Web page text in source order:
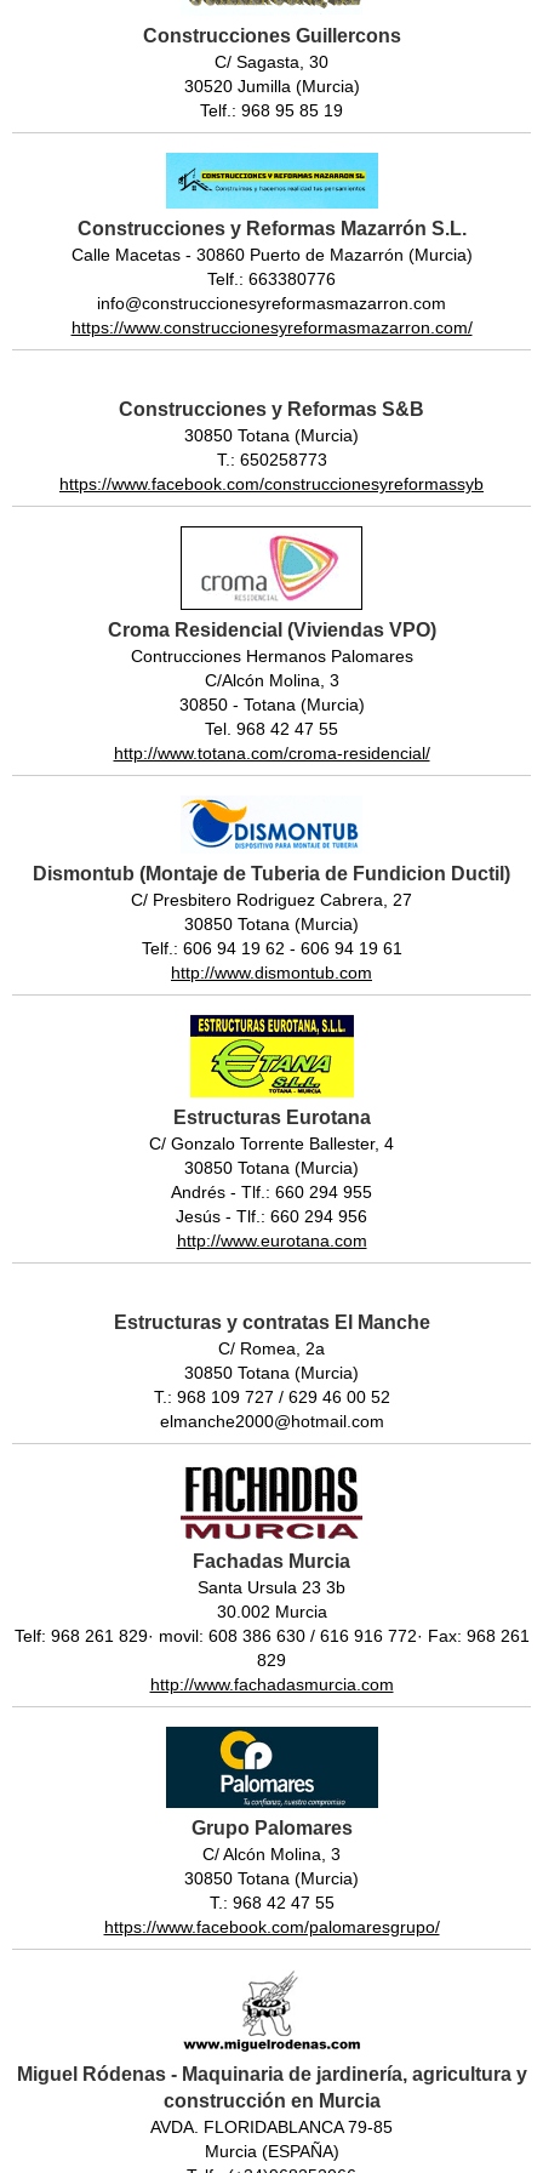
Construcciones Guillercons
C/ Sagasta, 30
30520 Jumilla (Murcia)
Telf.: 968 95 85 19
Construcciones y Reformas Mazarrón S.L.
Calle Macetas - 30860 Puerto de Mazarrón (Murcia)
Telf.: 663380776
info@construccionesyreformasmazarron.com
https://www.construccionesyreformasmazarron.com/
Construcciones y Reformas S&B
30850 Totana (Murcia)
T.: 650258773
https://www.facebook.com/construccionesyreformassyb
Croma Residencial (Viviendas VPO)
Contrucciones Hermanos Palomares
C/Alcón Molina, 3
30850 - Totana (Murcia)
Tel. 968 42 47 55
http://www.totana.com/croma-residencial/
Dismontub (Montaje de Tuberia de Fundicion Ductil)
C/ Presbitero Rodriguez Cabrera, 27
30850 Totana (Murcia)
Telf.: 606 94 19 62 - 606 94 19 61
http://www.dismontub.com
Estructuras Eurotana
C/ Gonzalo Torrente Ballester, 4
30850 Totana (Murcia)
Andrés - Tlf.: 660 294 955
Jesús - Tlf.: 660 294 956
http://www.eurotana.com
Estructuras y contratas El Manche
C/ Romea, 2a
30850 Totana (Murcia)
T.: 968 109 727 / 629 46 00 52
elmanche2000@hotmail.com
Fachadas Murcia
Santa Ursula 23 3b
30.002 Murcia
Telf: 968 261 829· movil: 608 386 630 / 616 916 772· Fax: 968 261
829
http://www.fachadasmurcia.com
Grupo Palomares
C/ Alcón Molina, 3
30850 Totana (Murcia)
T.: 968 42 47 55
https://www.facebook.com/palomaresgrupo/
Miguel Ródenas - Maquinaria de jardinería, agricultura y
construcción en Murcia
AVDA. FLORIDABLANCA 79-85
Murcia (ESPAÑA)